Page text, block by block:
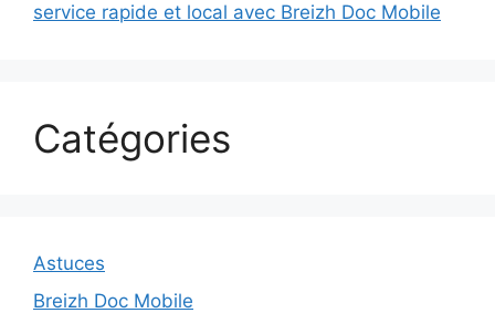
service rapide et local avec Breizh Doc Mobile
Catégories
Astuces
Breizh Doc Mobile